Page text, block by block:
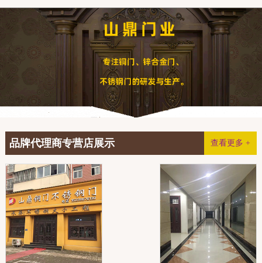
查看更多 +
品牌代理商专营店展示